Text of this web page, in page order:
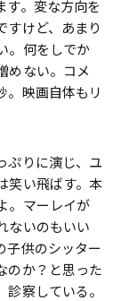
す。変な方向を
すけど、あまり
。何をしでか
めない。コメ
。映画自体もリ
ぷりに演じ、ユ
笑い飛ばす。本
。マーレイが
ないのもいい
子供のシッター
のか？と思った
察している。